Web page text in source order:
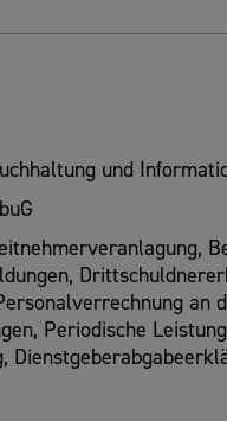
und
an
Periodische